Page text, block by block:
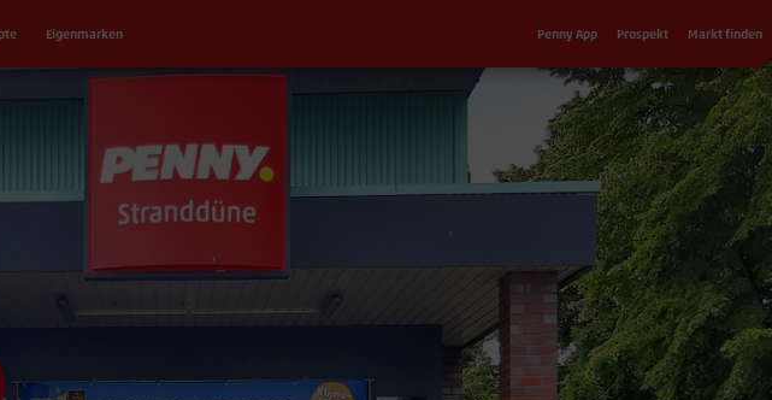
Eigenmarken Sekundärnavigation
Penny App Prospekt Markt finden